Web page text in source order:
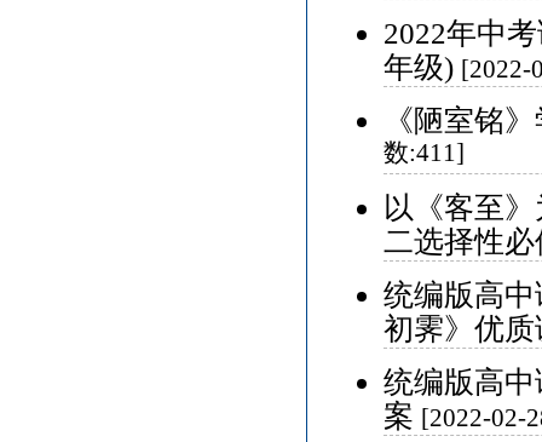
2022年中
年级) [2022-
《陋室铭
数:411]
以《客至
二选择性
统编版高
初霁》优
统编版高
案 [2022-02-